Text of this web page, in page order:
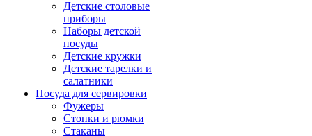
Детские столовые
приборы
Наборы детской
посуды
Детские кружки
Детские тарелки и
салатники
Посуда для сервировки
Фужеры
Стопки и рюмки
Стаканы